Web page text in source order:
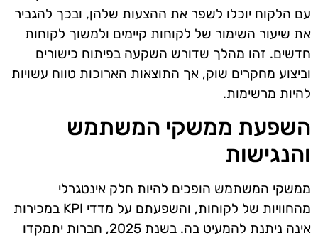
עם הלקוח יוכלו לשפר את ההצעות שלהן, ובכך להגביר
את שיעור השימור של לקוחות קיימים ולמשוך לקוחות
חדשים. זהו מהלך שדורש השקעה בפיתוח כישורים
וביצוע מחקרים שוק, אך התוצאות הארוכות טווח עשויות
להיות מרשימות.
השפעת ממשקי המשתמש
והנגישות
ממשקי המשתמש הופכים להיות חלק אינטגרלי
מהחוויות של לקוחות, והשפעתם על מדדי KPI במכירות
אינה ניתנת להמעיט בה. בשנת 2025, חברות יתמקדו